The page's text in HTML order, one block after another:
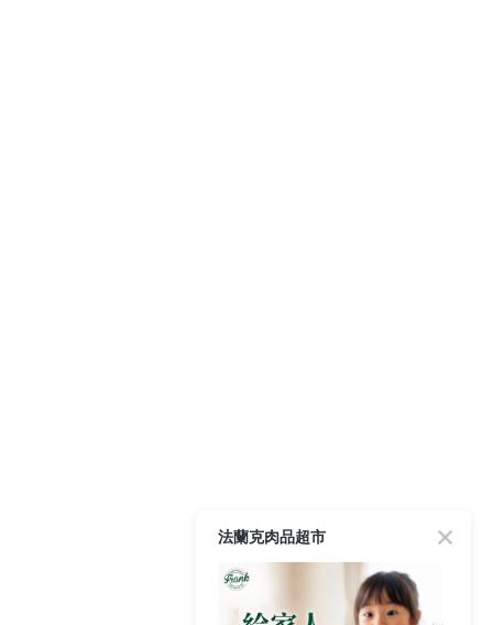
法蘭克肉品超市